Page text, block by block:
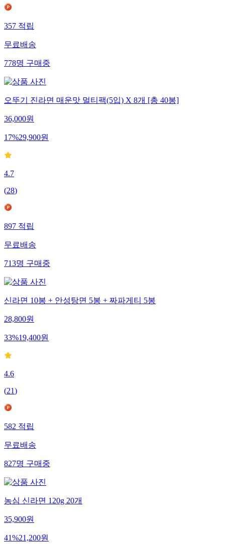
357적립
무료배송
778명구매중
오뚜기 진라면 매운맛 멀티팩(5입) X 8개 [총 40봉]
36,000원
17%29,900원
4.7
(28)
897적립
무료배송
713명구매중
신라면 10봉 + 안성탕면 5봉 + 짜파게티 5봉
28,800원
33%19,400원
4.6
(21)
582적립
무료배송
827명구매중
농심 신라면 120g 20개
35,900원
41%21,200원